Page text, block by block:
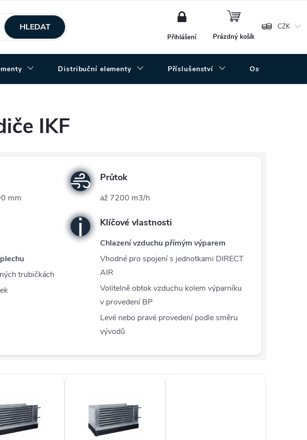
CZK
HLEDAT
Přihlášení
NÁKUPNÍ
Prázdný košík
Distribuční elementy Příslušenství Ostatní
IKF
mm
trubičkách
Průtok
až 7200 m3/h
Klíčové vlastnosti
Chlazení vzduchu přímým výparem
Vhodné pro spojení s jednotkami DIRECT
AIR
Volitelně obtok vzduchu kolem výparníku
v provedení BP
Levé nebo pravé provedení podle směru
vývodů